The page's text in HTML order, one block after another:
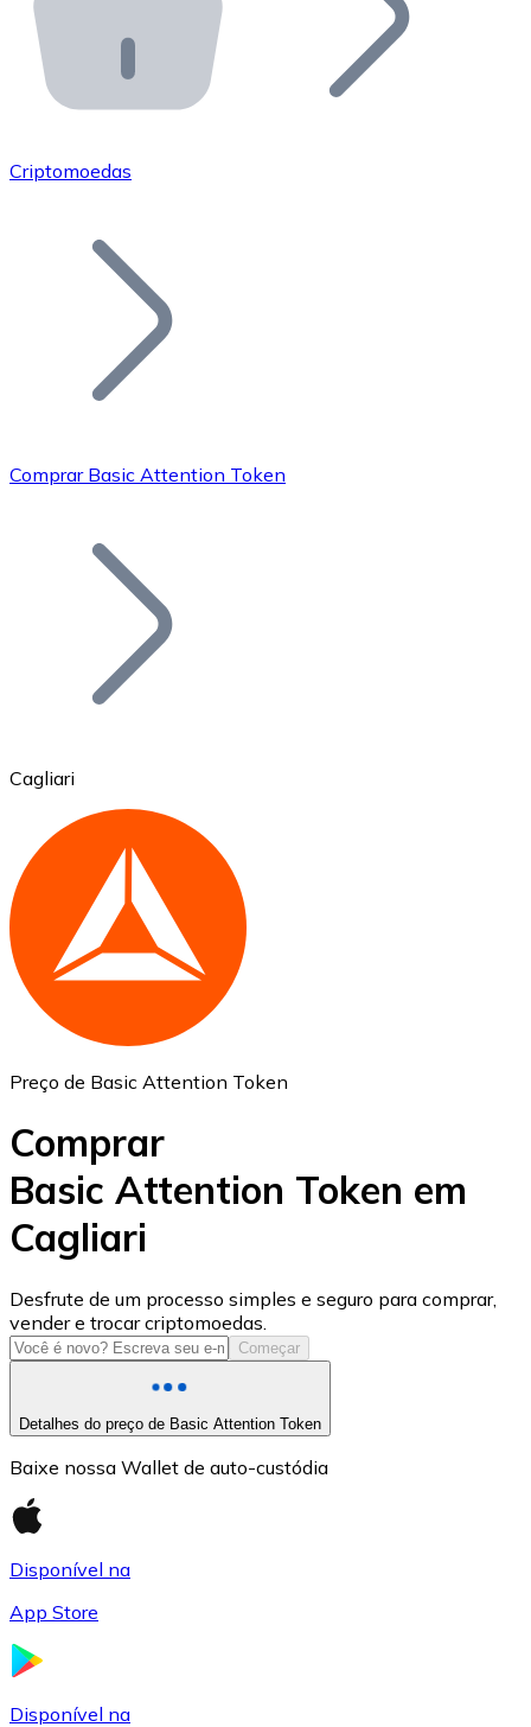
API Bitnovo
Integre nossa API no seu ecossistema.
Junte-se à nossa rede de revendedores e comercialize
Adicione o token do seu projeto ao nosso serviço de
Bitcoin
Ethereum
ETH
USD Coin
USDC
Criptomoedas
Comprar Basic Attention Token
Cagliari
Preço de Basic Attention Token
Comprar
Basic Attention Token em
Cagliari
Desfrute de um processo simples e seguro para comprar,
vender e trocar criptomoedas.
Começar
Detalhes do preço de Basic Attention Token
Baixe nossa Wallet de auto-custódia
Disponível na
App Store
Disponível na